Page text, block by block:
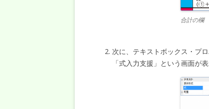
合計の欄
次に、テキストボックス・プ
「式入力支援」という画面が表